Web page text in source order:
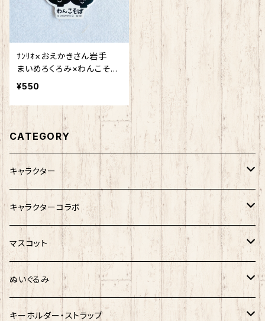
ｻﾝﾘｵ×おえかきさん岩手
まいめろくろみ×わんこそば
ｽﾃｯｶｰ
¥550
CATEGORY
キャラクター
サンリオキャラクター
キティ
シナモロール
クロミ
ネコムネandシバ
モケケ
ゆきお
キャラクターコラボ
サンリオ×おえかきさん
新幹線×ご当地ベア
サンリオ×ネコムネandシバ
マスコット
ゆきお
モケケ
ぬいぐるみ
ホヤぼーや
キーホルダー・ストラップ